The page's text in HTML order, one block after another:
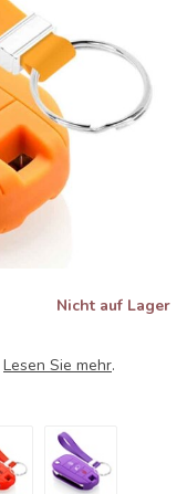
Nicht auf Lager
Lesen Sie mehr.